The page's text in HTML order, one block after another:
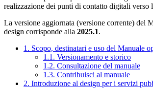
realizzazione dei punti di contatto digitali verso
La versione aggiornata (versione corrente) del
design corrisponde alla 2025.1.
1. Scopo, destinatari e uso del Manuale
1.1. Versionamento e storico
1.2. Consultazione del manuale
1.3. Contribuisci al manuale
2. Introduzione al design per i servizi